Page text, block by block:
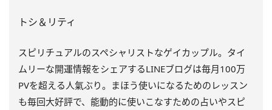
トシ＆リティ
スピリチュアルのスペシャリストなゲイカップル。タイ
ムリーな開運情報をシェアするLINEブログは毎月100万
PVを超える人氣ぶり。まほう使いになるためのレッスン
も毎回大好評で、能動的に使いこなすための占いやスピ